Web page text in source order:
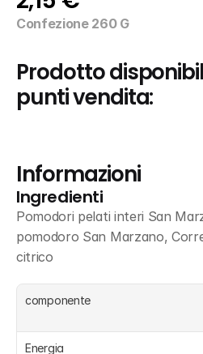
Confezione 260 G
Prodotto
punti vendita:
Informazioni
Ingredienti
Pomodori pelati interi San
pomodoro San Marzano,
citrico
componente
Energia